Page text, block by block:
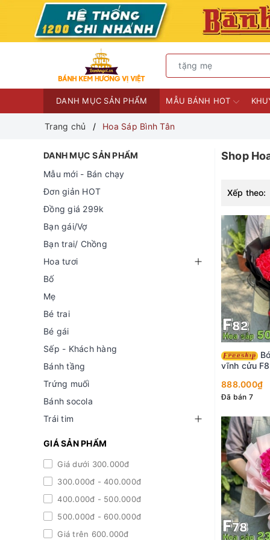
DANH MỤC SẢN PHẨM MẪU BÁNH HOT
Trang chủ Hoa Sáp Bình Tân
DANH MỤC SẢN PHẨM
Mẫu mới - Bán chạy
Đơn giản HOT
Đồng giá 299k
Bạn gái/Vợ
Bạn trai/ Chồng
Hoa tươi
Bố
Mẹ
Bé trai
Bé gái
Sếp - Khách hàng
Bánh tầng
Trứng muối
Bánh socola
Trái tim
GIÁ SẢN PHẨM
Giá dưới 300.000đ
300.000đ - 400.000đ
400.000đ - 500.000đ
500.000đ - 600.000đ
Giá trên 600.000đ
Shop
Xếp theo:
Bó hoa hồng sáp
vĩnh cửu
888.000₫
Đã bán 7